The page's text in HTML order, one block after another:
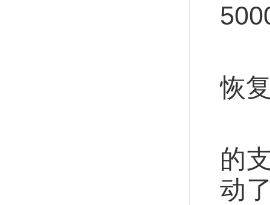
恢
的
动